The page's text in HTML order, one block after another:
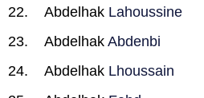
Abdelhak Lahoussine
Abdelhak Abdenbi
Abdelhak Lhoussain